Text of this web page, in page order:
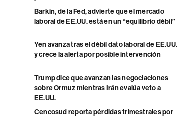
Barkin, de la Fed, advierte que el mercado
laboral de EE.UU. está en un “equilibrio débil”
Yen avanza tras el débil dato laboral de EE.UU.
y crece la alerta por posible intervención
Trump dice que avanzan las negociaciones
sobre Ormuz mientras Irán evalúa veto a
EE.UU.
Cencosud reporta pérdidas trimestrales por